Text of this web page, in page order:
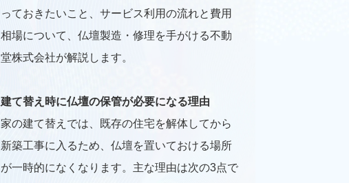
っておきたいこと、サービス利用の流れと費用
相場について、仏壇製造・修理を手がける不動
堂株式会社が解説します。
建て替え時に仏壇の保管が必要になる理由
家の建て替えでは、既存の住宅を解体してから
新築工事に入るため、仏壇を置いておける場所
が一時的になくなります。主な理由は次の3点で